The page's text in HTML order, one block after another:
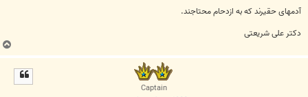
آدمهای حقیرند که به ازدحام محتاجند.
دکتر علی شریعتی
Captain